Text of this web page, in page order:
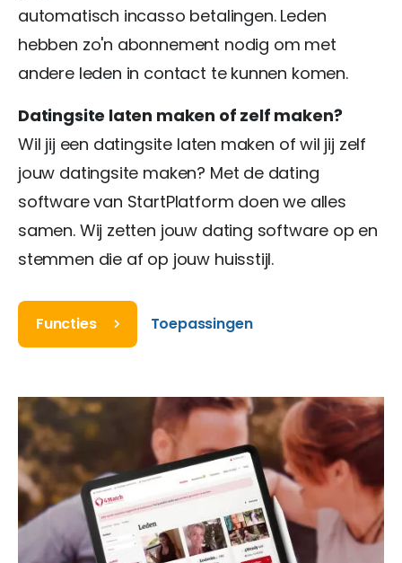
automatisch incasso betalingen. Leden
hebben zo'n abonnement nodig om met
andere leden in contact te kunnen komen.
Datingsite laten maken of zelf maken?
Wil jij een datingsite laten maken of wil jij zelf
jouw datingsite maken? Met de dating
software van StartPlatform doen we alles
samen. Wij zetten jouw dating software op en
stemmen die af op jouw huisstijl.
Functies Toepassingen